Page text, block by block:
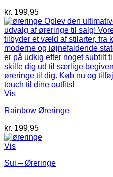
kr. 199,95
Vis
Rainbow Øreringe
kr. 199,95
Vis
Sui – Øreringe